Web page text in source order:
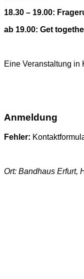
18.30 – 19.00:
ab 19.00: Get
Eine Veranstaltung in
Anmeldung
Fehler:
Ort: Bandhaus Erfurt,